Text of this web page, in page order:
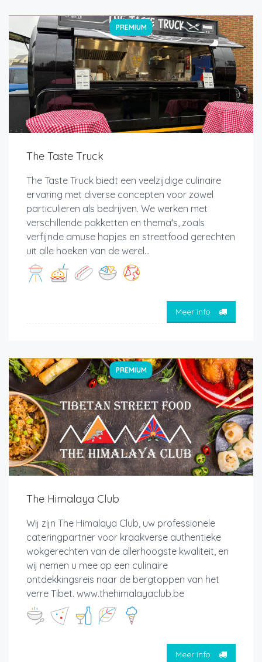
PREMIUM
The Taste Truck
The Taste Truck biedt een veelzijdige culinaire
ervaring met diverse concepten voor zowel
particulieren als bedrijven. We werken met
verschillende pakketten en thema's, zoals
verfijnde amuse hapjes en streetfood gerechten
uit alle hoeken van de werel...
Meer info
PREMIUM
The Himalaya Club
Wij zijn The Himalaya Club, uw professionele
cateringpartner voor kraakverse authentieke
wokgerechten van de allerhoogste kwaliteit, en
wij nemen u mee op een culinaire
ontdekkingsreis naar de bergtoppen van het
verre Tibet. www.thehimalayaclub.be
Meer info